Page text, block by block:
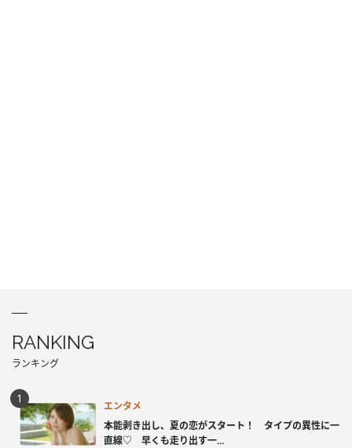
RANKING
ランキング
エンタメ
本能剥き出し、夏の恋がスタート！ タイプの異性に一
直線♡ 早くも走り出す一...